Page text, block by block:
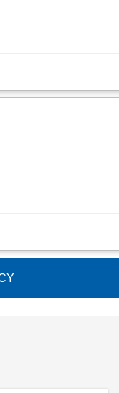
poprzez
zdobywać wiedzę